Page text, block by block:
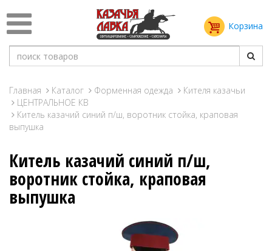
Корзина
Главная Каталог Форменная одежда
Кителя казачьи
ЦЕНТРАЛЬНОЕ КВ
Китель казачий синий п/ш, воротник стойка, краповая
выпушка
Китель казачий синий п/ш,
воротник стойка, краповая
выпушка